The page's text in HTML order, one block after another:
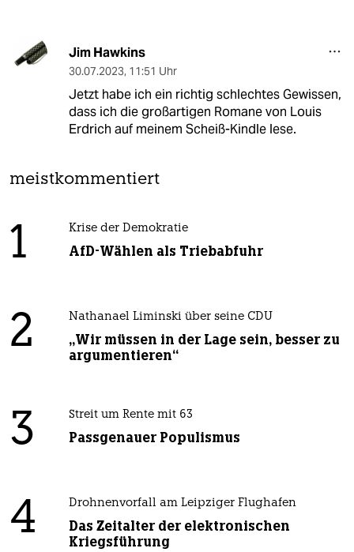
Jim Hawkins
30.07.2023, 11:51 Uhr
Jetzt habe ich ein richtig schlechtes Gewissen,
dass ich die großartigen Romane von Louis
Erdrich auf meinem Scheiß-Kindle lese.
meistkommentiert
1 Krise der Demokratie
AfD-Wählen als Triebabfuhr
2 Nathanael Liminski über seine CDU
„Wir müssen in der Lage sein, besser zu
argumentieren“
3 Streit um Rente mit 63
Passgenauer Populismus
4 Drohnenvorfall am Leipziger Flughafen
Das Zeitalter der elektronischen
Kriegsführung